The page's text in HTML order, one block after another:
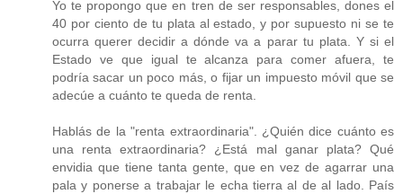
Yo te propongo que en tren de ser responsables, dones el
40 por ciento de tu plata al estado, y por supuesto ni se te
ocurra querer decidir a dónde va a parar tu plata. Y si el
Estado ve que igual te alcanza para comer afuera, te
podría sacar un poco más, o fijar un impuesto móvil que se
adecúe a cuánto te queda de renta.
Hablás de la "renta extraordinaria". ¿Quién dice cuánto es
una renta extraordinaria? ¿Está mal ganar plata? Qué
envidia que tiene tanta gente, que en vez de agarrar una
pala y ponerse a trabajar le echa tierra al de al lado. País